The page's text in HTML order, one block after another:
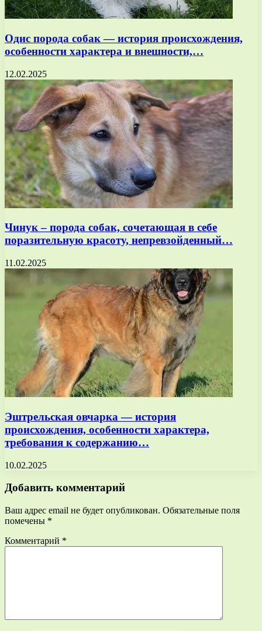
Одис порода собак — история происхождения,
особенности характера и внешности,…
12.02.2025
Чинук – порода собак, сочетающая в себе
поразительную красоту, непревзойденный…
11.02.2025
Эштрельская овчарка — история
происхождения, особенности характера,
требования к содержанию…
10.02.2025
Добавить комментарий
Ваш адрес email не будет опубликован. Обязательные поля
помечены *
Комментарий *